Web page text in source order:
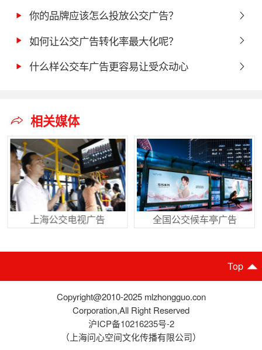
你的品牌应该怎么投放公交广告？
如何让公交广告转化率最大化呢？
什么样公交车广告更容易让受众动心
相关媒体
上海公交电视广告 全国公交候车亭广告
Top
Copyright@2010-2025 mlzhongguo.con
Corporation,All Right Reserved
沪ICP备10216235号-2
（上海问心空间文化传播有限公司）